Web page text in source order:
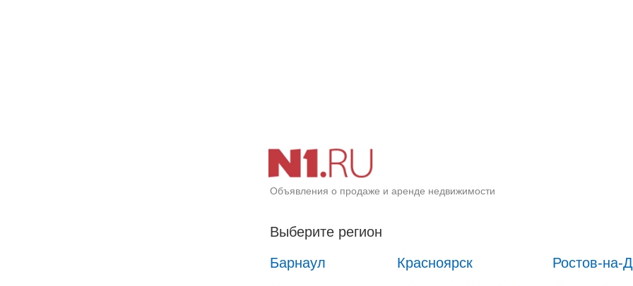
Объявления о продаже и аренде недвижимости
Выберите регион
Барнаул
Красноярск Ростов-на-